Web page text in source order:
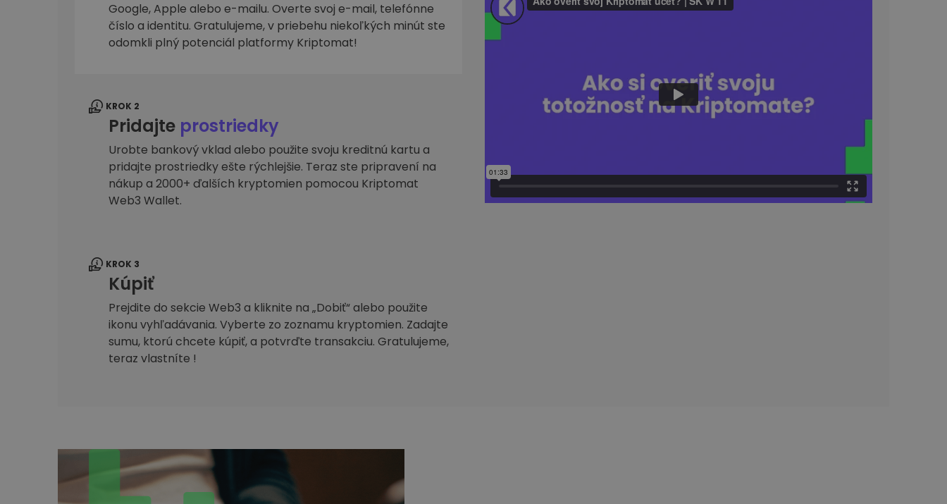
Investičný prieskumník
Nájdi svoju krypto stratégiu
Google, Apple alebo e-mailu. Overte svoj e-mail, telefónne
číslo a identitu. Gratulujeme, v priebehu niekoľkých minút ste
odomkli plný potenciál platformy Kriptomat!
KROK 2
Pridajte prostriedky
Urobte bankový vklad alebo použite svoju kreditnú kartu a
pridajte prostriedky ešte rýchlejšie. Teraz ste pripravení na
nákup a 2000+ ďalších kryptomien pomocou Kriptomat
Web3 Wallet.
KROK 3
Kúpiť
Prejdite do sekcie Web3 a kliknite na „Dobiť“ alebo použite
ikonu vyhľadávania. Vyberte zo zoznamu kryptomien. Zadajte
sumu, ktorú chcete kúpiť, a potvrďte transakciu. Gratulujeme,
teraz vlastníte !